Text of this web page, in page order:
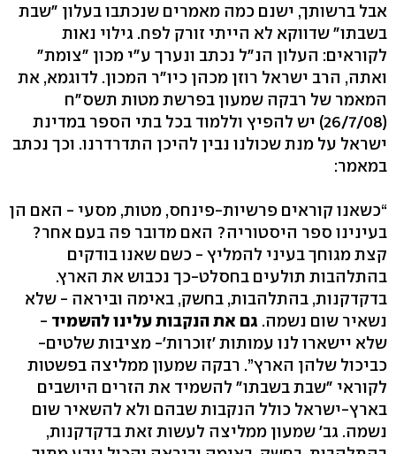
אבל ברשותך, ישנם כמה מאמרים שנכתבו בעלון "שבת
בשבתו" שדווקא לא הייתי זורק לפח. גילוי נאות
לקוראים: העלון הנ"ל נכתב ונערך ע"י מכון "צומת"
ואתה, הרב ישראל רוזן מכהן כיו"ר המכון. לדוגמא, את
המאמר של רבקה שמעון בפרשת מטות תשס"ח
(26/7/08) יש להפיץ וללמוד בכל בתי הספר במדינת
ישראל על מנת שכולנו נבין להיכן התדרדרנו. וכך נכתב
במאמר:
“כשאנו קוראים פרשיות-פינחס, מטות, מסעי - האם הן
בעינינו ספר היסטוריה? האם מדובר פה בעם אחר?
קצת מגוחך בעיני להמליץ - כשם שאנו בודקים
בהתלהבות תולעים בחסלט-כך נכבוש את הארץ.
בדקדקנות, בהתלהבות, בחשק, באימה וביראה - שלא
נשאיר שום נשמה. גם את הנקבות עלינו להשמיד -
שלא יישארו לנו עמותות 'זוכרות'- מציבות שלטים-
כביכול שלהן הארץ”. רבקה שמעון ממליצה בפשטות
לקוראי "שבת בשבתו" להשמיד את הזרים היושבים
בארץ-ישראל כולל הנקבות שבהם ולא להשאיר שום
נשמה. גב' שמעון ממליצה לעשות זאת בדקדקנות,